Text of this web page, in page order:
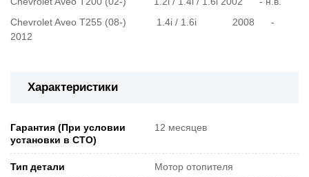
Chevrolet Aveo T255 (08-) 1.4i / 1.6i 2008 -
2012
Характеристики
Гарантия (При условии
установки в СТО)
12 месяцев
Тип детали Мотор отопителя